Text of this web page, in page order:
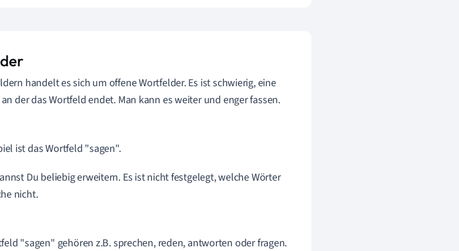
handelt es sich um offene Wortfelder. Es ist schwierig, eine
der das Wortfeld endet. Man kann es weiter und enger fassen.
ist das Wortfeld "sagen".
Du beliebig erweitern. Es ist nicht festgelegt, welche Wörter
nicht.
"sagen" gehören z.B. sprechen, reden, antworten oder fragen.